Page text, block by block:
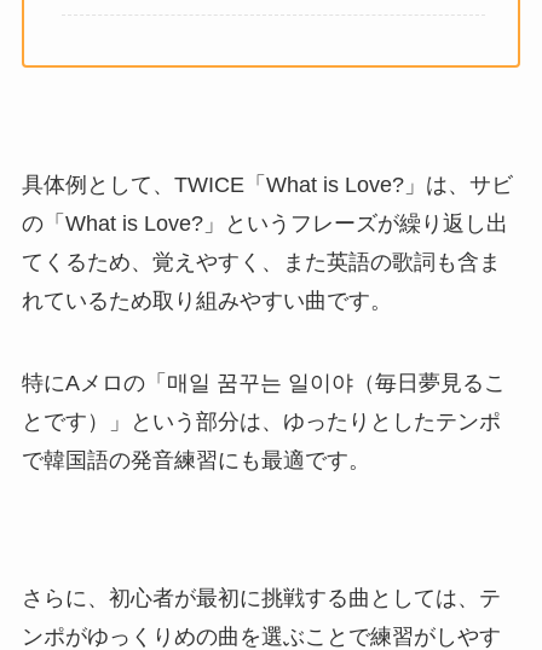
具体例として、TWICE「What is Love?」は、サビ
の「What is Love?」というフレーズが繰り返し出
てくるため、覚えやすく、また英語の歌詞も含ま
れているため取り組みやすい曲です。
特にAメロの「매일 꿈꾸는 일이야（毎日夢見るこ
とです）」という部分は、ゆったりとしたテンポ
で韓国語の発音練習にも最適です。
さらに、初心者が最初に挑戦する曲としては、テ
ンポがゆっくりめの曲を選ぶことで練習がしやす